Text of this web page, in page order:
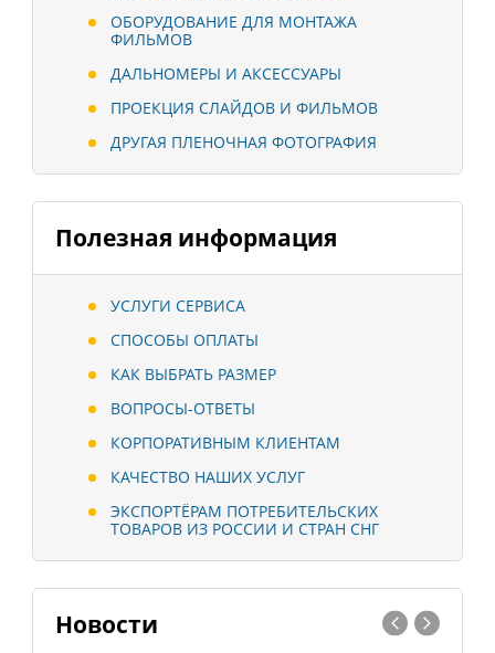
ОБОРУДОВАНИЕ ДЛЯ МОНТАЖА
ФИЛЬМОВ
ДАЛЬНОМЕРЫ И АКСЕССУАРЫ
ПРОЕКЦИЯ СЛАЙДОВ И ФИЛЬМОВ
ДРУГАЯ ПЛЕНОЧНАЯ ФОТОГРАФИЯ
Полезная информация
УСЛУГИ СЕРВИСА
СПОСОБЫ ОПЛАТЫ
КАК ВЫБРАТЬ РАЗМЕР
ВОПРОСЫ-ОТВЕТЫ
КОРПОРАТИВНЫМ КЛИЕНТАМ
КАЧЕСТВО НАШИХ УСЛУГ
ЭКСПОРТЁРАМ ПОТРЕБИТЕЛЬСКИХ
ТОВАРОВ ИЗ РОССИИ И СТРАН СНГ
Новости